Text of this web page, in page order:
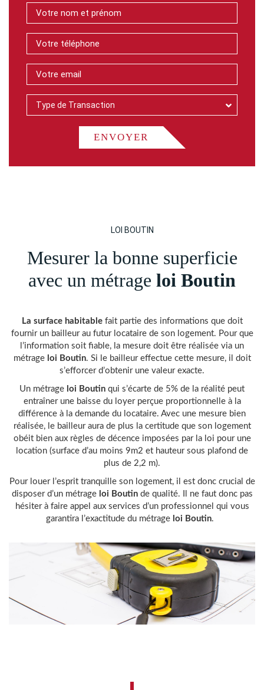
Type de Transaction
ENVOYER
LOI BOUTIN
Mesurer la bonne superficie
avec un métrage loi Boutin
La surface habitablefait partie des informations que doit
fournir un bailleur au futur locataire de son logement. Pour que
l’information soit fiable, la mesure doit être réalisée via un
métrage loi Boutin. Si le bailleur effectue cette mesure, il doit
s’efforcer d’obtenir une valeur exacte.
Un métrage loi Boutin qui s’écarte de 5% de la réalité peut
entraîner une baisse du loyer perçue proportionnelle à la
différence à la demande du locataire. Avec une mesure bien
réalisée, le bailleur aura de plus la certitude que son logement
obéit bien aux règles de décence imposées par la loi pour une
location (surface d’au moins 9m2 et hauteur sous plafond de
plus de 2,2 m).
Pour louer l’esprit tranquille son logement, il est donc crucial de
disposer d’un métrage loi Boutinde qualité. Il ne faut donc pas
hésiter à faire appel aux services d’un professionnel qui vous
garantira l’exactitude du métrageloi Boutin.